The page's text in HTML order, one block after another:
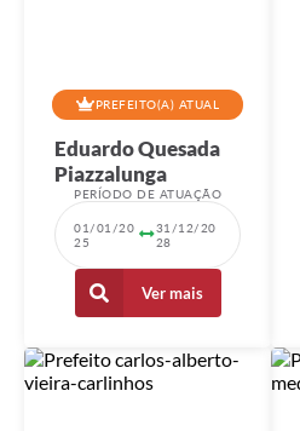
Legislação
Contato
Editais
Contratos
Contas Públicas
PREFEITO(A) ATUAL
Eduardo Quesada
Piazzalunga
PERÍODO DE ATUAÇÃO
01/01/20
25
31/12/20
28
Ver mais